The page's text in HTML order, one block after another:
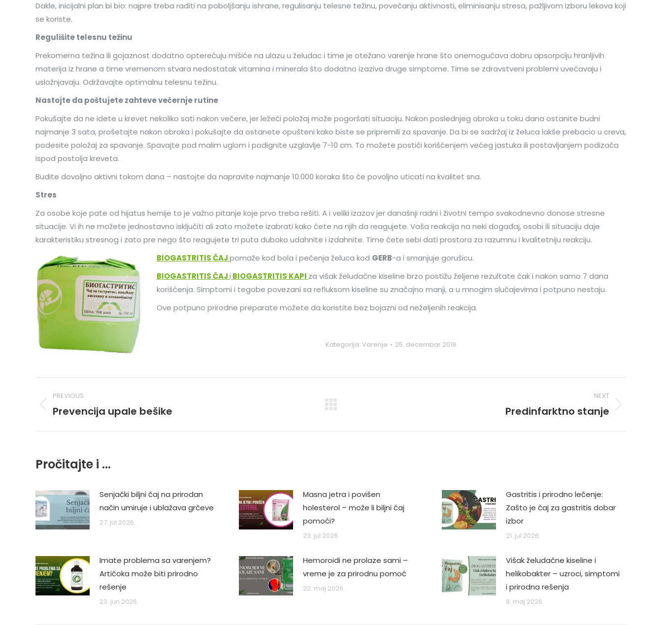
Dakle, inicijalni plan bi bio: najpre treba raditi na poboljšanju ishrane, regulisanju telesne težinu, povećanju aktivnosti, eliminisanju stresa, pažljivom izboru lekova koji
se koriste.
Regulišite telesnu težinu
Prekomerna težina ili gojaznost dodatno opterećuju mišiće na ulazu u želudac i time je otežano varenje hrane što onemogućava dobru apsorpciju hranljivih
materija iz hrane a time vremenom stvara nedostatak vitamina i minerala što dodatno izaziva druge simptome. Time se zdravstveni problemi uvećavaju i
usložnjavaju. Održavajte optimalnu telesnu težinu.
Nastojte da poštujete zahteve večernje rutine
Pokušajte da ne idete u krevet nekoliko sati nakon večere, jer ležeći položaj može pogoršati situaciju. Nakon poslednjeg obroka u toku dana ostanite budni
najmanje 3 sata, prošetajte nakon obroka i pokušajte da ostanete opušteni kako biste se pripremili za spavanje. Da bi se sadržaj iz želuca lakše prebacio u creva,
podesite položaj za spavanje. Spavajte pod malim uglom i podignite uzglavlje 7-10 cm. To možete postići korišćenjem većeg jastuka ili postavljanjem podizača
ispod postolja kreveta.
Budite dovoljno aktivni tokom dana – nastojte da napravite najmanje 10.000 koraka što će povoljno uticati na kvalitet sna.
Stres
Za osobe koje pate od hijatus hernije to je važno pitanje koje prvo treba rešiti. A i veliki izazov jer današnji radni i životni tempo svakodnevno donose stresne
situacije. Vi ih ne možete jednostavno isključiti ali zato možete izabrati kako ćete na njih da reagujete. Vaša reakcija na neki događaj, osobi ili situaciju daje
karakteristiku stresnog i zato pre nego što reagujete tri puta duboko udahnite i izdahnite. Time ćete sebi dati prostora za razumnu i kvalitetniju reakciju.
BIOGASTRITIS ČAJpomaže kod bola i pečenja želuca kod GERB-a i smanjuje gorušicu.
BIOGASTRITIS ČAJi BIOGASTRITIS KAPI za višak želudačne kiseline brzo postižu željene rezultate čak i nakon samo 7 dana
korišćenja. Simptomi i tegobe povezani sa refluksom kiseline su značajno manji, a u mnogim slučajevima i potpuno nestaju.
Ove potpuno prirodne preparate možete da koristite bez bojazni od neželjenih reakcija.
Kategorija: Varenje 25. decembar 2019.
Post
navigation
PREVIOUS
Previous
Prevencija upale bešike
NEXT
Predinfarktno stanje
Pročitajte i ...
Senjački biljni čaj na prirodan
način umiruje i ublažava grčeve
27. jul 2026.
Masna jetra i povišen
holesterol – može li biljni čaj
pomoći?
23. jul 2026.
Gastritis i prirodno lečenje:
Zašto je čaj za gastritis dobar
izbor
21. jul 2026.
Imate problema sa varenjem?
Artičoka može biti prirodno
rešenje
23. jun 2026.
Hemoroidi ne prolaze sami –
vreme je za prirodnu pomoć
22. maj 2026.
Višak želudačne kiseline i
helikobakter – uzroci, simptomi
i prirodna rešenja
8. maj 2026.